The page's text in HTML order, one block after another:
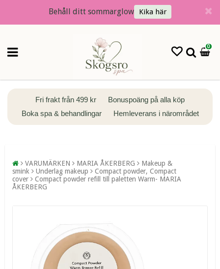
Behåll ditt sommarglow Kika här
0
Fri frakt från 499 kr
Bonuspoäng på alla köp
Boka spa & behandlingar
Hemleverans i närområdet
VARUMÄRKEN MARIA ÅKERBERG
Makeup &
smink
Underlag makeup
Compact powder, Compact
cover
Compact powder refill till paletten Warm- MARIA
ÅKERBERG